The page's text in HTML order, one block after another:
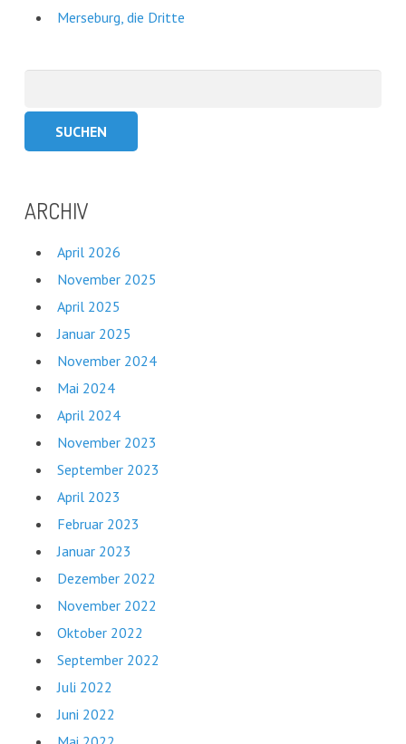
Merseburg, die Dritte
ARCHIV
April 2026
November 2025
April 2025
Januar 2025
November 2024
Mai 2024
April 2024
November 2023
September 2023
April 2023
Februar 2023
Januar 2023
Dezember 2022
November 2022
Oktober 2022
September 2022
Juli 2022
Juni 2022